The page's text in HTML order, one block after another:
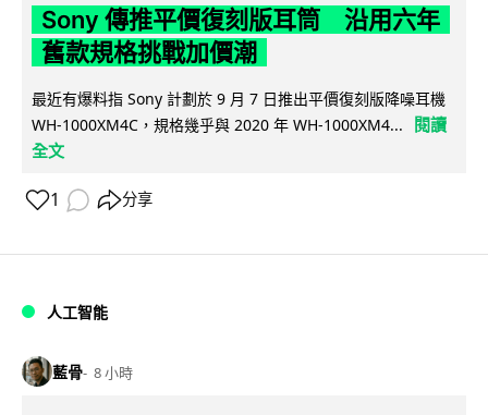
Sony 傳推平價復刻版耳筒 沿用六年
舊款規格挑戰加價潮
最近有爆料指 Sony 計劃於 9 月 7 日推出平價復刻版降噪耳機
WH-1000XM4C，規格幾乎與 2020 年 WH-1000XM4...
閱讀
全文
1 分享
人工智能
藍骨 8 小時